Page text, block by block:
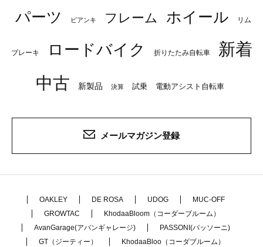
パーツ ビアンキ フレーム ホイール リム
ブレーキ ロードバイク 折りたたみ自転車
新着
中古
新製品 決算 試乗 電動アシスト自転車
メールマガジン登録
OAKLEY DE ROSA UDOG
MUC-OFF
GROWTAC
KhodaaBloom（コーダーブルーム）
AvanGarage(アバンギャレージ)
PASSONI(パッソーニ)
GT（ジーティー）
KhodaaBloo（コーダブルーム）